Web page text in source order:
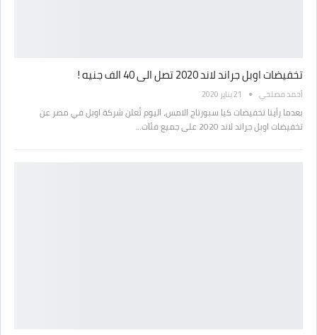
تخفيضات اوبل جراند لاند 2020 تصل الى 40 الف جنيه !
أحمد مصلحي 21 يناير 2020
بعدما رأينا تخفيضات كيا سبورتاج الامس، اليوم تُعلن شركة اوبل في مصر عن
تخفيضات اوبل جراند لاند 2020 على جميع فئات…